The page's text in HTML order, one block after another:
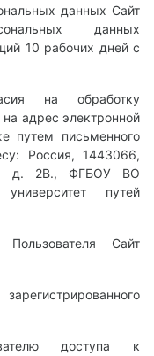
данных Сайт
данных
10 рабочих дней с
на обработку
адрес электронной
путем письменного
Россия, 1443066,
д. 2В., ФГБОУ ВО
путей
Сайт
доступа к